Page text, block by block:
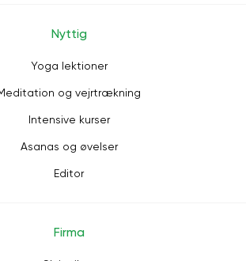
Nyttig
Yoga lektioner
og vejrtrækning
Intensive kurser
Asanas og øvelser
Editor
Firma